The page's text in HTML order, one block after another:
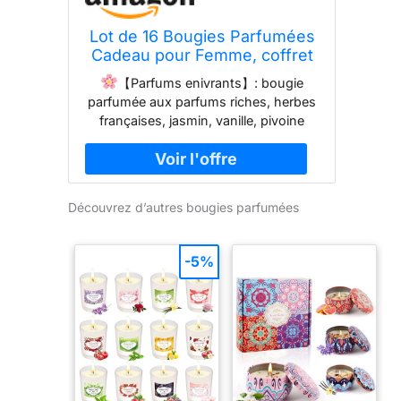
Lot de 16 Bougies Parfumées
Cadeau pour Femme, coffret
cadeau femme,
D'Aromathérapie en Cire de
Soja Parfumée Naturelle Pour
Cadeau pour Anniversaire
Maman Fête des Mères Bain
Yoga Valentin Noël
【Parfums enivrants】: bougie
parfumée aux parfums riches, herbes
françaises, jasmin, vanille, pivoine
sel de mer, rose, romarin, printemps,
poire anglaise, menthe, lavande,
fraise. Donnez un air frais et un
votre anxiété, votre stress et votre
fatigue, idéal pour le yoga, le bain, le
spa, etc. pour vous et vous procure
une sensation de détente, crée une
ambiance plus calme et plus agréable.
Mais elle peut également créer une
atmosphère romantique et
chaleureuse, et l'arôme ne disparaît
Découvrez d’autres bougies parfumées
-5%